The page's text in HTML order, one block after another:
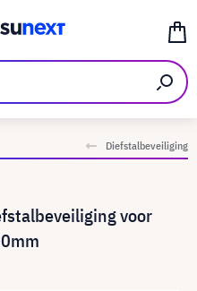
Diefstalbeveiliging
voor